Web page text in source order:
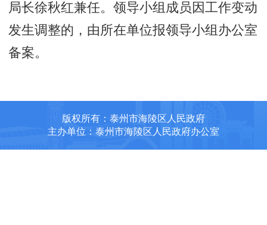
局长徐秋红兼任。领导小组成员因工作变动
发生调整的，由所在单位报领导小组办公室
备案。
版权所有：泰州市海陵区人民政府
主办单位：泰州市海陵区人民政府办公室